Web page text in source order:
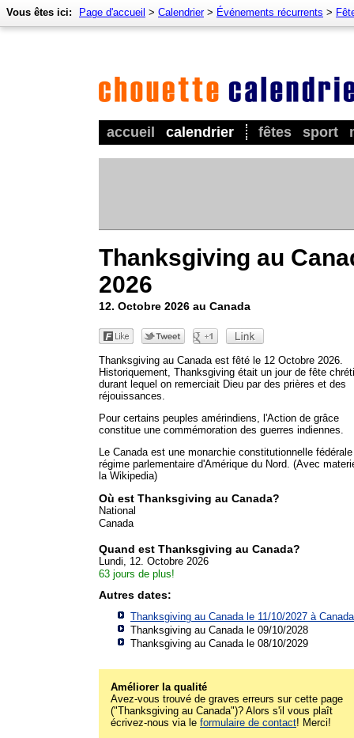
accueil calendrier fêtes sport
Vous êtes ici: Page d'accueil > Calendrier> Événements récurrents >
Thanksgiving au
2026
12. Octobre 2026 au Canada
Thanksgiving au Canada est fêté le 12 Octobre 2026.
Historiquement, Thanksgiving était un jour de fête
durant lequel on remerciait Dieu par des prières et des
réjouissances.
Pour certains peuples amérindiens, l'Action de grâce
constitue une commémoration des guerres indiennes.
Le Canada est une monarchie constitutionnelle
régime parlementaire d'Amérique du Nord. (Avec
la Wikipedia)
Où est Thanksgiving au Canada?
National
Canada
Quand est Thanksgiving au Canada?
Lundi, 12. Octobre 2026
63 jours de plus!
Autres dates:
Thanksgiving au Canada le 11/10/2027 à Canada
Thanksgiving au Canada le 09/10/2028
Thanksgiving au Canada le 08/10/2029
Améliorer la qualité
Avez-vous trouvé de graves erreurs sur cette page
("Thanksgiving au Canada")? Alors s'il vous plaît
écrivez-nous via le formulaire de contact! Merci!